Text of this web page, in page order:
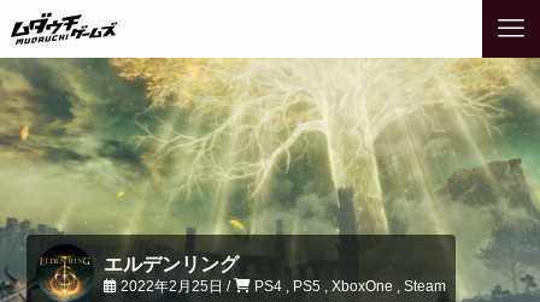
エルデンリング
2022年2月25日 / PS4 , PS5 , XboxOne , Steam